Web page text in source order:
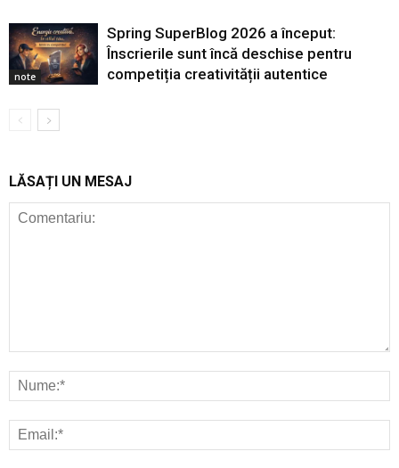
note
Spring SuperBlog 2026 a început:
Înscrierile sunt încă deschise pentru
competiția creativității autentice
LĂSAȚI UN MESAJ